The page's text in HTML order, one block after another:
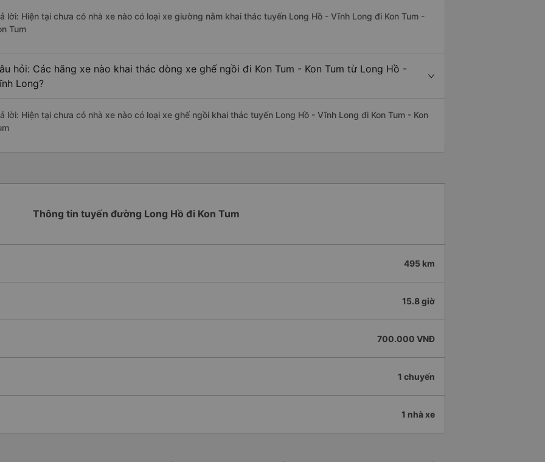
lời: Hiện tại chưa có nhà xe nào có loại xe giường nằm khai thác tuyến Long Hồ - Vĩnh Long đi Kon Tum -
Tum
hỏi: Các hãng xe nào khai thác dòng xe ghế ngồi đi Kon Tum - Kon Tum từ Long Hồ -
Long?
lời: Hiện tại chưa có nhà xe nào có loại xe ghế ngồi khai thác tuyến Long Hồ - Vĩnh Long đi Kon Tum - Kon
Thông tin tuyến đường Long Hồ đi Kon Tum
495 km
15.8 giờ
700.000 VNĐ
1 chuyến
1 nhà xe